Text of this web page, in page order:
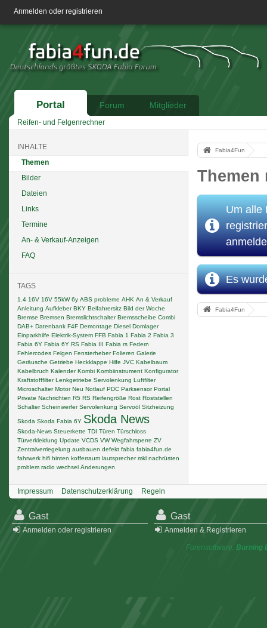
Anmelden oder registrieren
Portal Forum Mitglieder
Reifen- und Felgenrechner
INHALTE
Themen
Bilder
Dateien
Links
Termine
An- & Verkauf-Anzeigen
FAQ
TAGS
1.4 16V 16V 55kW 6y ABS probleme AHK An & Verkauf
Anleitung Aufkleber BKY Beifahrersitz Bild der Woche
Bremse Bremsen Bremslichtschalter Bremsscheibe Combi
DAB+ Datenbank F4F Demontage Diesel Domlager
Einparkhilfe Elektrik-System FFB Fabia 1 Fabia 2 Fabia 3
Fabia 6Y Fabia 6Y RS Fabia III Fabia rs Federn
Fehlercodes Felgen Fensterheber Folieren Galerie
Geräusche Getriebe Heckklappe Hilfe JVC Kabelbaum
Kabelbruch Kalender Kombi Kombiinstrument Konfigurator
Kraftstofffilter Lenkgetriebe Servolenkung Luftfilter
Microschalter Motor Neu Notlauf PDC Parksensor Portal
Private Nachrichten R5 RS Reifengröße Rost Roststellen
Schalter Scheinwerfer Servolenkung Servoöl Sitzheizung
Skoda Skoda Fabia 6Y Skoda News
Skoda-News Steuerkette TDI Türen Türschloss
Türverkleidung Update VCDS VW Wegfahrsperre ZV
Zentralverriegelung ausbauen defekt fabia fabia4fun.de
fahrwerk hifi hinten kofferraum lautsprecher mkl nachrüsten
problem radio wechsel Änderungen
Fabia4Fun
Themen
Um alle
Es
Fabia4Fun
Impressum Datenschutzerklärung Regeln
Gast
Anmelden oder registrieren
Gast
Anmelden & Registrieren
Forensoftware: Burning